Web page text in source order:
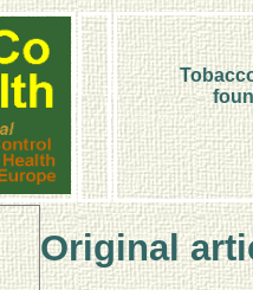
Original